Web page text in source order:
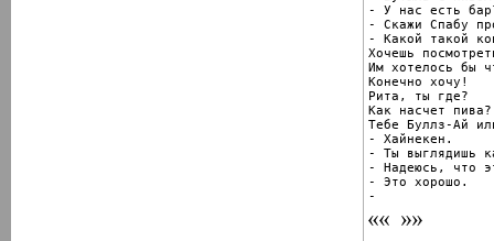
- У нас есть
- Скажи Спабу
- Какой такой
Хочешь
Им хотелось бы
Конечно хочу!
Рита, ты где?
Как насчет пива?
Тебе Буллз-Ай
- Хайнекен.
- Ты выглядишь
- Надеюсь, что
- Это хорошо.
-